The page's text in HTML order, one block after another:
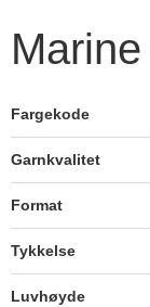
Fargekode
Garnkvalitet
Format
Tykkelse
Luvhøyde